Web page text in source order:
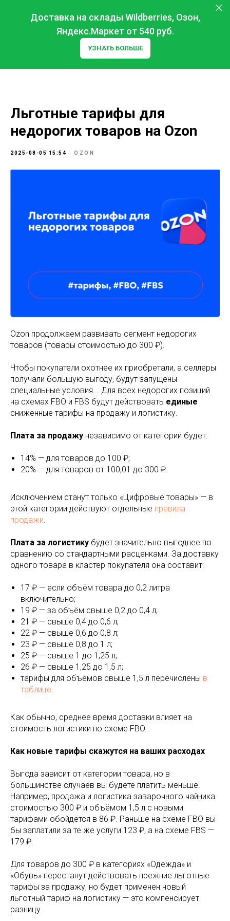
Доставка на склады Wildberries, Озон,
Яндекс.Маркет от 540 руб.
УЗНАТЬ БОЛЬШЕ
Льготные тарифы для
недорогих товаров на Ozon
2025-08-05 15:54 OZON
Ozon продолжаем развивать сегмент недорогих
товаров (товары стоимостью до 300 ₽).
Чтобы покупатели охотнее их приобретали, а селлеры
получали большую выгоду, будут запущены
специальные условия. . Для всех недорогих позиций
на схемах FBO и FBS будут действовать единые
сниженные тарифы на продажу и логистику.
Плата за продажу независимо от категории будет:
14% — для товаров до 100 ₽;
20% — для товаров от 100,01 до 300 ₽.
Исключением станут только «Цифровые товары» — в
этой категории действуют отдельные правила
продажи
Плата за логистику будет значительно выгоднее по
сравнению со стандартными расценками. За доставку
одного товара в кластер покупателя она составит:
17 ₽ — если объём товара до 0,2 литра
включительно;
19 ₽ — за объём свыше 0,2 до 0,4 л;
21 ₽ — свыше 0,4 до 0,6 л;
22 ₽ — свыше 0,6 до 0,8 л;
23 ₽ — свыше 0,8 до 1 л;
25 ₽ — свыше 1 до 1,25 л;
26 ₽ — свыше 1,25 до 1,5 л;
тарифы для объёмов свыше 1,5 л перечислены в
таблице
Как обычно, среднее время доставки влияет на
стоимость логистики по схеме FBO.
Как новые тарифы скажутся на ваших расходах
Выгода зависит от категории товара, но в
большинстве случаев вы будете платить меньше.
Например, продажа и логистика заварочного чайника
стоимостью 300 ₽ и объёмом 1,5 л с новыми
тарифами обойдётся в 86 ₽. Раньше на схеме FBO вы
бы заплатили за те же услуги 123 ₽, а на схеме FBS —
179 ₽.
Для товаров до 300 ₽ в категориях «Одежда» и
«Обувь» перестанут действовать прежние льготные
тарифы за продажу, но будет применен новый
льготный тариф на логистику — это компенсирует
разницу.